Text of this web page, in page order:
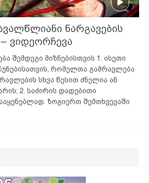
ნარგავების
ვიდეორჩევა
შემდეგი მიზნებისთვის 1. ისეთი
რომელთა გამრავლება
სხვა წესით ძნელია ან
2. საძირის დადებითი
ზოგიერთ შემთხვევაში